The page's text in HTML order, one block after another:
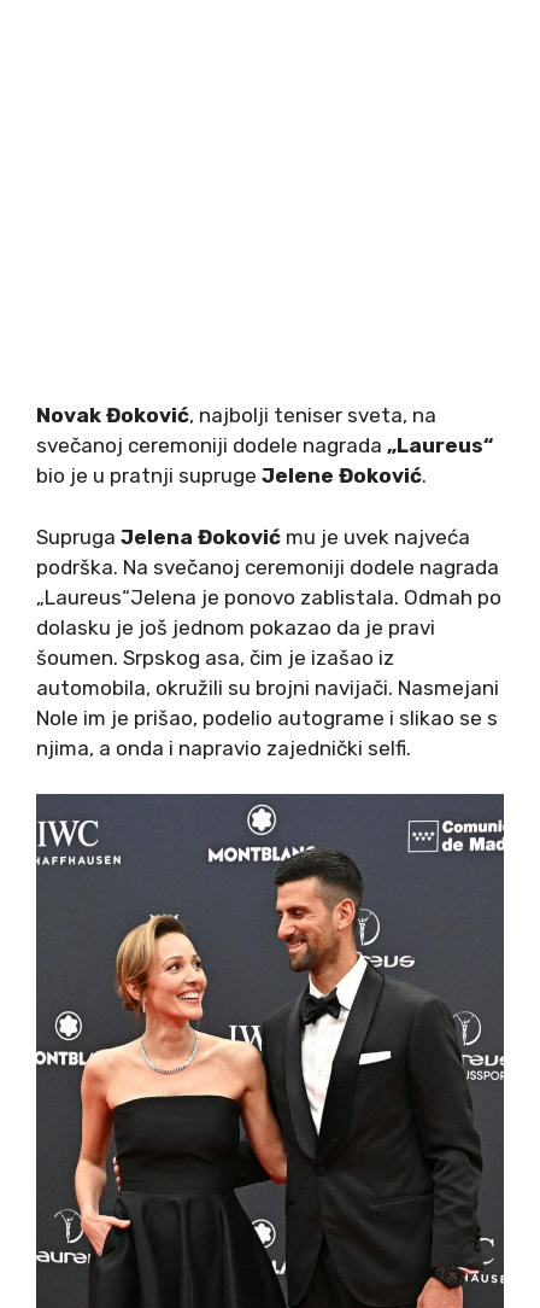
Novak Đoković, najbolji teniser sveta, na
svečanoj ceremoniji dodele nagrada „Laureus“
bio je u pratnji supruge Jelene Đoković.
Supruga Jelena Đoković mu je uvek najveća
podrška. Na svečanoj ceremoniji dodele nagrada
„Laureus“Jelena je ponovo zablistala. Odmah po
dolasku je još jednom pokazao da je pravi
šoumen. Srpskog asa, čim je izašao iz
automobila, okružili su brojni navijači. Nasmejani
Nole im je prišao, podelio autograme i slikao se s
njima, a onda i napravio zajednički selfi.